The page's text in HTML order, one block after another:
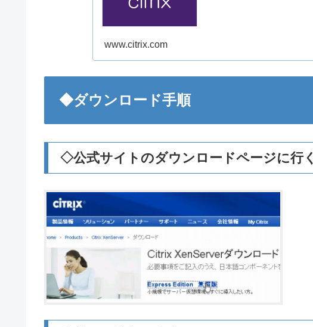
www.citrix.com
◆ダウンロード手順
◇公式サイトのダウンロードページに行く